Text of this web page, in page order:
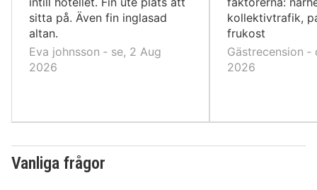
sitta på. Även fin inglasad
altan.
Eva johnsson ‐ se, 2 Aug
2026
kollektivtrafik,
frukost
Gästrecension ‐
2026
Vanliga frågor